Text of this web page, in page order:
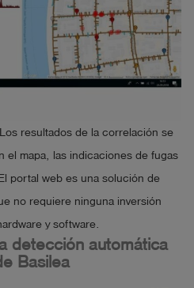
resultados de la correlación se
el mapa, las indicaciones de fugas
portal web es una solución de
no requiere ninguna inversión
y software.
detección automática
Basilea